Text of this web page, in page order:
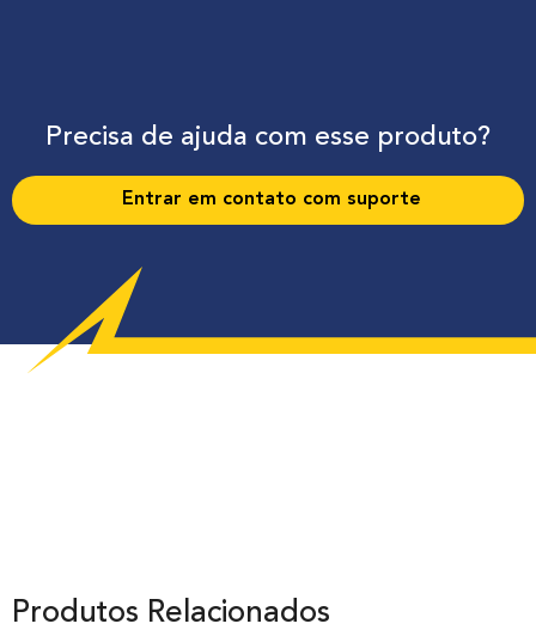
Precisa de ajuda com esse produto?
Entrar em contato com suporte
Produtos Relacionados